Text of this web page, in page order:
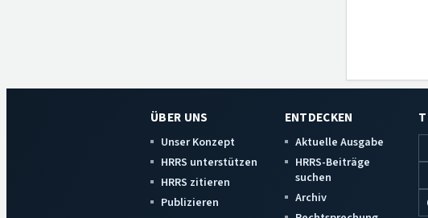
ÜBER UNS
Unser Konzept
HRRS unterstützen
HRRS zitieren
Publizieren
ENTDECKEN
Aktuelle Ausgabe
HRRS-Beiträge
suchen
Archiv